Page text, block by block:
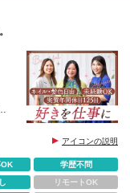
アイコンの説明
学歴不問
リモートOK